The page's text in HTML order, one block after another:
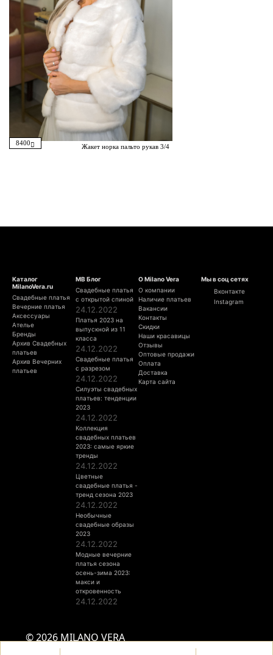
8400 Жакет норка пальто рукав 3/4
Каталог
MilanoVera.ru
Свадебные платья
Вечерние платья
Аксессуары
Ателье
Бренды
Архив Свадебных
платьев
Архив Вечерних
платьев
МВ Блог
Свадебные платья
с открытой спиной
24.12.2022
Платья 2023 на
выпускной из 11
класса
24.12.2022
Свадебные платья
с разрезом
24.12.2022
Силуэты свадебных
платьев: тенденции
2023
24.12.2022
Коллекция
свадебных платьев
2023: самые яркие
тренды
24.12.2022
Цветные
свадебные платья -
тренд сезона 2023
24.12.2022
Необычные
свадебные образы
2023
24.12.2022
Модные вечерние
платья сезона
осень-зима 2023:
макси и
откровенность
24.12.2022
О Milano Vera
О компании
Наличие платьев
Вакансии
Контакты
Скидки
Наши красавицы
Отзывы
Оптовые продажи
Оплата
Доставка
Карта сайта
Мы в соц сетях
Вконтакте
Instagram
© 2026 MILANO VERA